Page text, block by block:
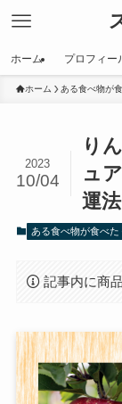
ホーム プロフィー
ホーム ある食べ物が
り
ュ
運
2023
10/04
ある食べ物が食べた
記事内に商